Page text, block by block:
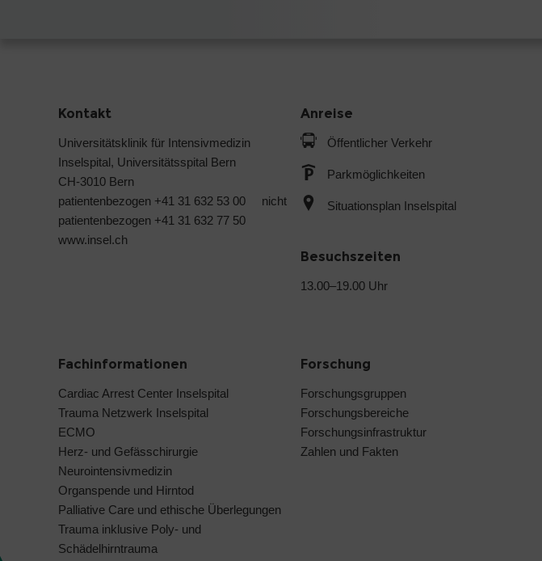
Kontakt
Universitätsklinik für Intensivmedizin
Inselspital, Universitätsspital Bern
CH-3010 Bern
patientenbezogen +41 31 632 53 00 nicht
patientenbezogen +41 31 632 77 50
www.insel.ch
Anreise
Öffentlicher Verkehr
Parkmöglichkeiten
Situationsplan Inselspital
Besuchszeiten
13.00–19.00 Uhr
Fachinformationen
Cardiac Arrest Center Inselspital
Trauma Netzwerk Inselspital
ECMO
Herz- und Gefässchirurgie
Neurointensivmedizin
Organspende und Hirntod
Palliative Care und ethische Überlegungen
Trauma inklusive Poly- und
Schädelhirntrauma
Forschung
Forschungsgruppen
Forschungsbereiche
Forschungsinfrastruktur
Zahlen und Fakten